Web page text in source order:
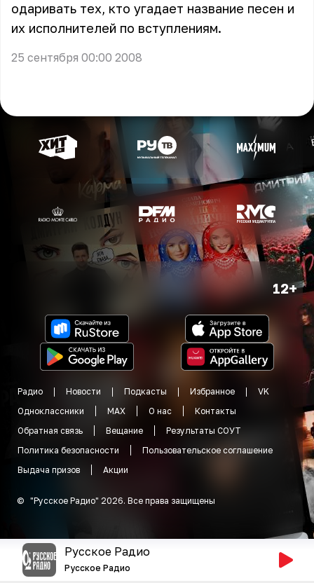
одаривать тех, кто угадает название песен и
их исполнителей по вступлениям.
25 сентября 00:00 2008
12+
Радио Новости Подкасты Избранное
VK
Одноклассники
MAX О нас
Контакты
Обратная связь
Вещание
Результаты СОУТ
Политика безопасности
Пользовательское соглашение
Выдача призов
Акции
© "Русское Радио" 2026. Все права защищены
Русское Радио
Русское Радио